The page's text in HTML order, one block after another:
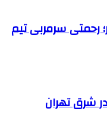
رحمتی سرمربی تیم
شرق تهران